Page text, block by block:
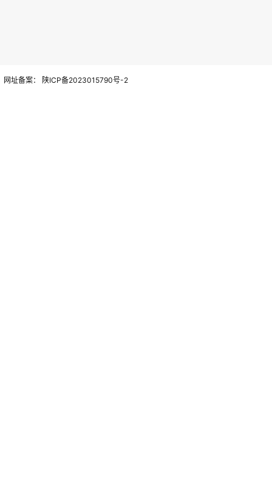
网址备案： 陕ICP备2023015790号-2